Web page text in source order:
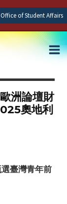
Office of Student Affairs
洲論壇財
奧地利
臺灣青年前